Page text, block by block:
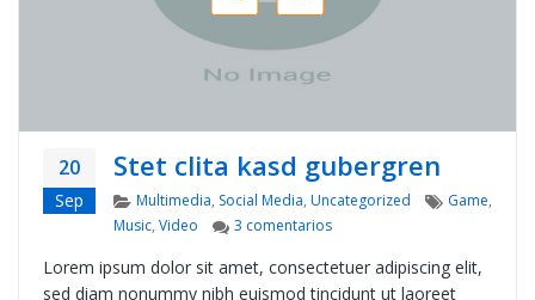
20
Sep
Stet clita kasd gubergren
Categories
Multimedia, Social Media, Uncategorized Tags
Game,
Music, Video 3 comentariosen Stet clita kasd gubergren
Lorem ipsum dolor sit amet, consectetuer adipiscing elit,
sed diam nonummy nibh euismod tincidunt ut laoreet